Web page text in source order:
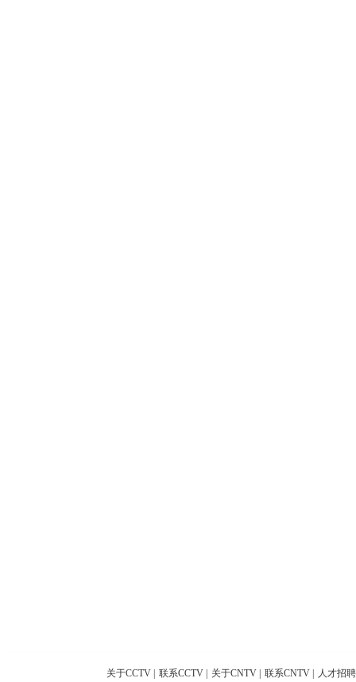
关于CCTV 联系CCTV 关于CNTV 联系CNTV 人才招聘